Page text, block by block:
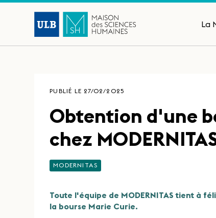
La
PUBLIÉ LE 27/02/2025
Obtention d'une
chez
MODERNITAS
Toute l'équipe de MODERNITAS tient à
la bourse Marie Curie.